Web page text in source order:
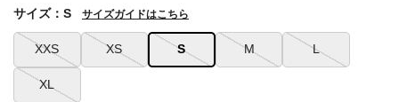
XXS XS S M L
XL
サイズ：S サイズガイドはこちら